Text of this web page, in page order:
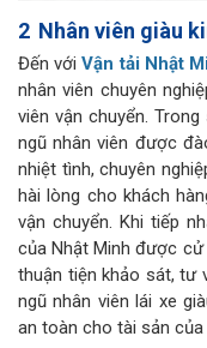
2 Nhân viên giàu
Đến với Vận tải Nhật
nhân viên chuyên
viên vận chuyển.
ngũ nhân viên được
nhiệt tình, chuyên
hài lòng cho khách
vận chuyển. Khi tiếp
của Nhật Minh được
thuận tiện khảo sát, tư
ngũ nhân viên lái xe
an toàn cho tài sản của